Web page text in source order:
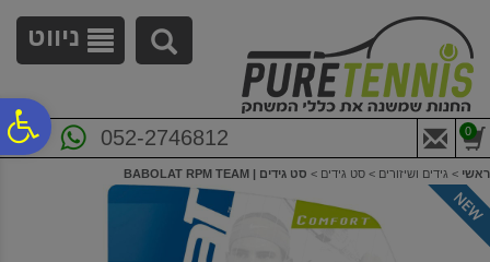
נגישות
ניווט
052-2746812 0
ראשי > גידים ושיזורים > סט גידים > סט גידים | BABOLAT RPM TEAM